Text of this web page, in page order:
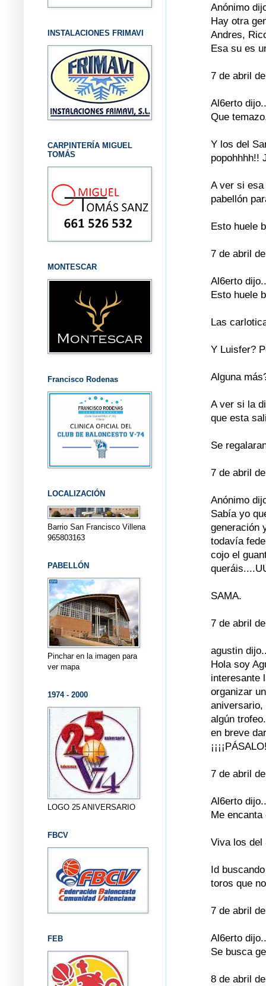
Anónimo
Hay otra
Andres,
Esa su es
7 de abril
Al6erto
Que
Y los del
popohhhh!!
A ver si
pabellón
Esto huele
7 de abril
Al6erto
Esto huele
Las
Y Luisfer?
Alguna
A ver si la
que esta
Se
7 de abril
Anónimo
Sabía yo
generación
todavía
cojo el
SAMA.
7 de abril
agustin
Hola soy
interesante
organizar
aniversario,
algún trofeo.
en breve
7 de abril
Al6erto
Me encanta
Viva los del
Id
toros que
7 de abril
Al6erto
Se busca
8 de abril
INSTALACIONES FRIMAVI
CARPINTERÍA MIGUEL
TOMÁS
MONTESCAR
Francisco Rodenas
LOCALIZACIÓN
Barrio San Francisco Villena
965803163
PABELLÓN
Pinchar en la imagen para
ver mapa
1974 - 2000
LOGO 25 ANIVERSARIO
FBCV
FEB